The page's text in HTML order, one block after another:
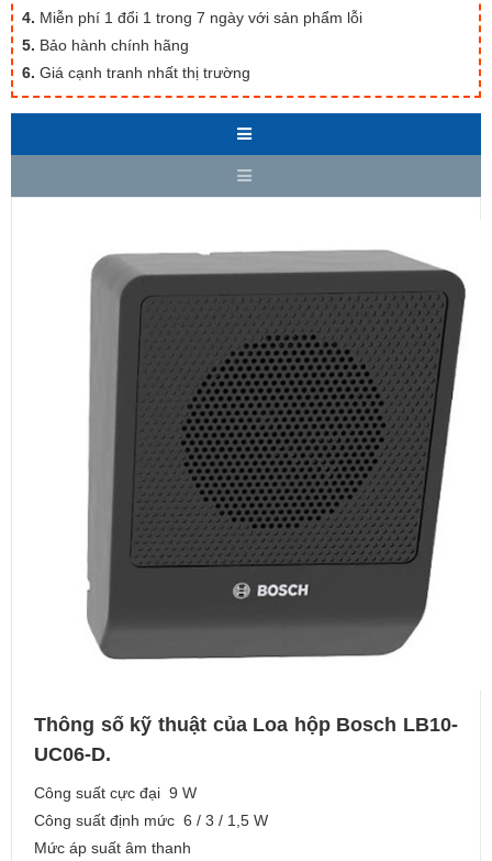
4. Miễn phí 1 đổi 1 trong 7 ngày với sản phẩm lỗi
5. Bảo hành chính hãng
6. Giá cạnh tranh nhất thị trường
Thông số kỹ thuật của Loa hộp Bosch LB10-
UC06-D.
Công suất cực đại 9 W
Công suất định mức 6 / 3 / 1,5 W
Mức áp suất âm thanh